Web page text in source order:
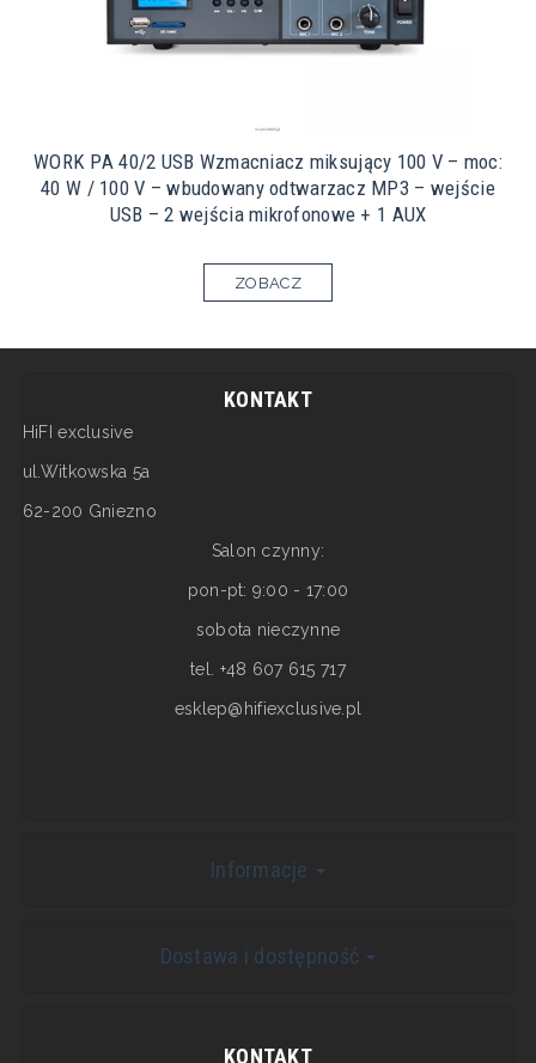
WORK PA 40/2 USB Wzmacniacz miksujący 100 V – moc:
40 W / 100 V – wbudowany odtwarzacz MP3 – wejście
USB – 2 wejścia mikrofonowe + 1 AUX
ZOBACZ
KONTAKT
HiFI exclusive
ul.Witkowska 5a
62-200 Gniezno
Salon czynny:
pon-pt: 9:00 - 17:00
sobota nieczynne
tel. +48 607 615 717
esklep@hifiexclusive.pl
Informacje
Dostawa i dostępność
KONTAKT